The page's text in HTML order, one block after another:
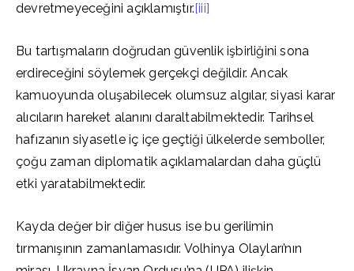
devretmeyeceğini açıklamıştır.[iii]
Bu tartışmaların doğrudan güvenlik işbirliğini sona
erdireceğini söylemek gerçekçi değildir. Ancak
kamuoyunda oluşabilecek olumsuz algılar, siyasi karar
alıcıların hareket alanını daraltabilmektedir. Tarihsel
hafızanın siyasetle iç içe geçtiği ülkelerde semboller,
çoğu zaman diplomatik açıklamalardan daha güçlü
etki yaratabilmektedir.
Kayda değer bir diğer husus ise bu gerilimin
tırmanışının zamanlamasıdır. Volhinya Olayları’nın